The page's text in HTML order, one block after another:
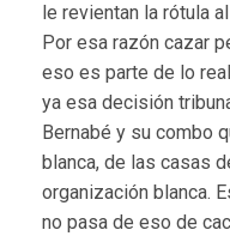
le revientan la rótula
Por esa razón cazar
eso es parte de lo
ya esa decisión
Bernabé y su combo
blanca, de las casas
organización blanca.
no pasa de eso de